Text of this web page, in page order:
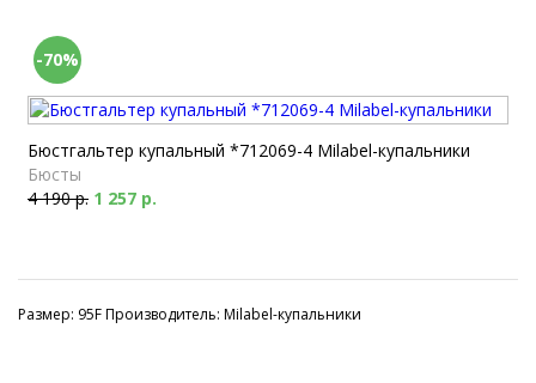
-70%
Бюстгальтер купальный *712069-4 Milabel-купальники
Бюсты
4 190 р. 1 257 р.
Размер: 95F Производитель: Milabel-купальники